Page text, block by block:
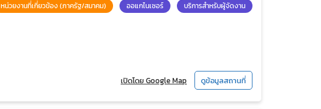
หน่วยงานที่เกี่ยวข้อง (ภาครัฐ/สมาคม) ออแกไนเซอร์ บริการสำหรับผู้จัดงาน
เปิดโดย Google Map ดูข้อมูลสถานที่